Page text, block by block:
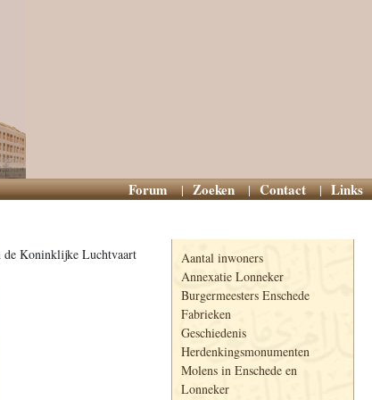
Forum Zoeken Contact Links
de Koninklijke Luchtvaart
Aantal inwoners
Annexatie Lonneker
Burgermeesters Enschede
Fabrieken
Geschiedenis
Herdenkingsmonumenten
Molens in Enschede en
Lonneker